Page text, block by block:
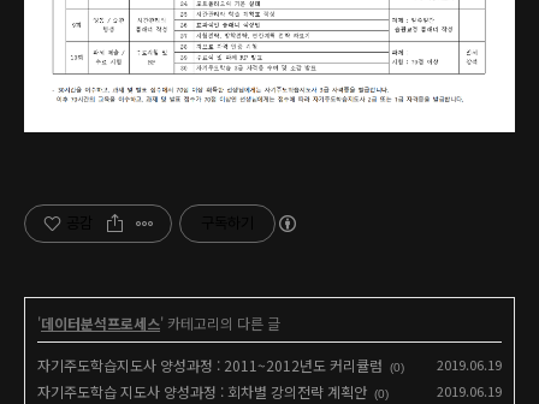
'데이터분석프로세스' 카테고리의 다른 글
자기주도학습지도사 양성과정 : 2011~2012년도 커리큘럼 (0) 2019.06.19
자기주도학습 지도사 양성과정 : 회차별 강의전략 계획안 (0) 2019.06.19